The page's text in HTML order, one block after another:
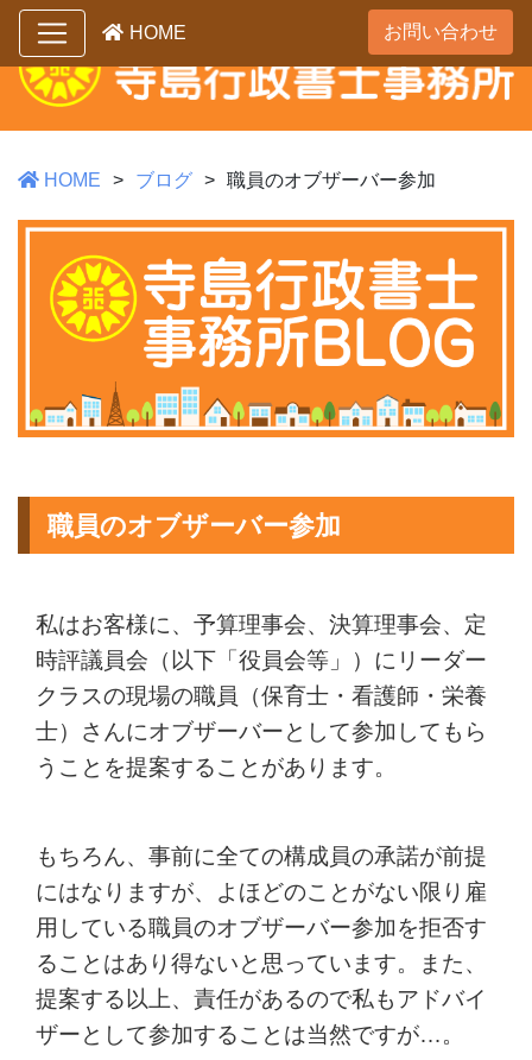
HOME お問い合わせ
HOME ブログ 職員のオブザーバー参加
職員のオブザーバー参加
私はお客様に、予算理事会、決算理事会、定
時評議員会（以下「役員会等」）にリーダー
クラスの現場の職員（保育士・看護師・栄養
士）さんにオブザーバーとして参加してもら
うことを提案することがあります。
もちろん、事前に全ての構成員の承諾が前提
にはなりますが、よほどのことがない限り雇
用している職員のオブザーバー参加を拒否す
ることはあり得ないと思っています。また、
提案する以上、責任があるので私もアドバイ
ザーとして参加することは当然ですが…。